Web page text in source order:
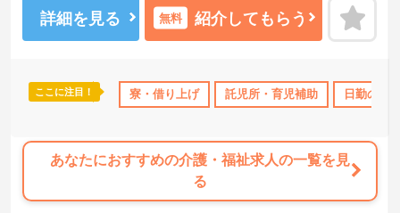
年間休日110日以上 資格取得サポート 高収入 社会保険完
ご興味ある方は面接ポイントをお伝えしますので、お気軽にお問い
詳細を見る 無料 紹介してもらう
ここに注目！ 寮・借り上げ 託児所・育児補助 日勤のみ
あなたにおすすめの介護・福祉求人の一覧を見
る